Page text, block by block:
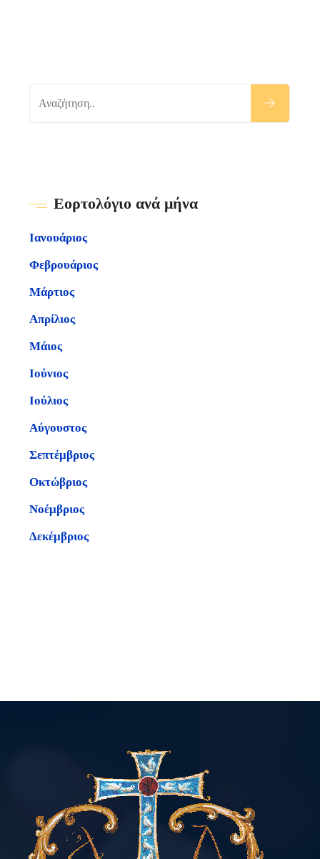
Εορτολόγιο ανά μήνα
Ιανουάριος
Φεβρουάριος
Μάρτιος
Απρίλιος
Μάιος
Ιούνιος
Ιούλιος
Αύγουστος
Σεπτέμβριος
Οκτώβριος
Νοέμβριος
Δεκέμβριος